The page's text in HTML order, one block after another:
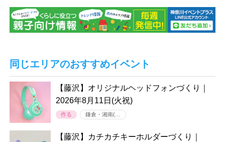
同じエリアのおすすめイベント
【藤沢】オリジナルヘッドフォンづくり｜
2026年8月11日(火祝)
作る 鎌倉・湘南(…
【藤沢】カチカチキーホルダーづくり｜